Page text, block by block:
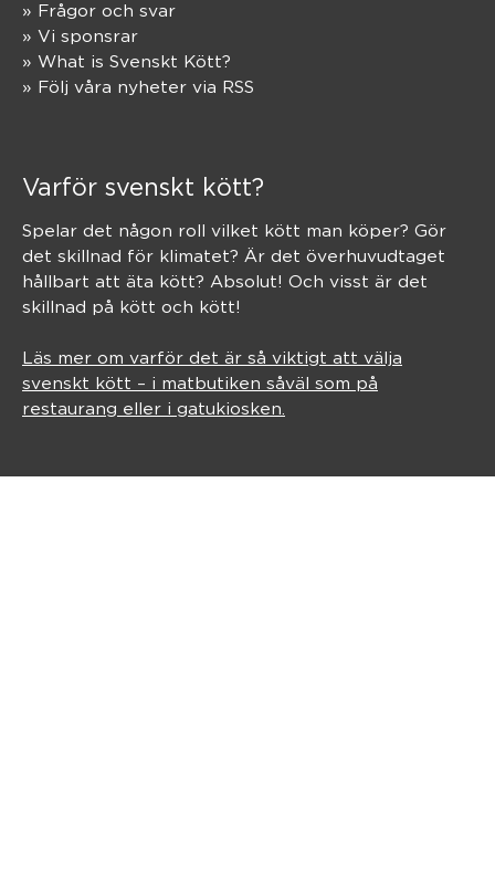
» Frågor och svar
» Vi sponsrar
» What is Svenskt Kött?
» Följ våra nyheter via RSS
Varför svenskt kött?
Spelar det någon roll vilket kött man köper? Gör
det skillnad för klimatet? Är det överhuvudtaget
hållbart att äta kött? Absolut! Och visst är det
skillnad på kött och kött!
Läs mer om varför det är så viktigt att välja
svenskt kött – i matbutiken såväl som på
restaurang eller i gatukiosken.